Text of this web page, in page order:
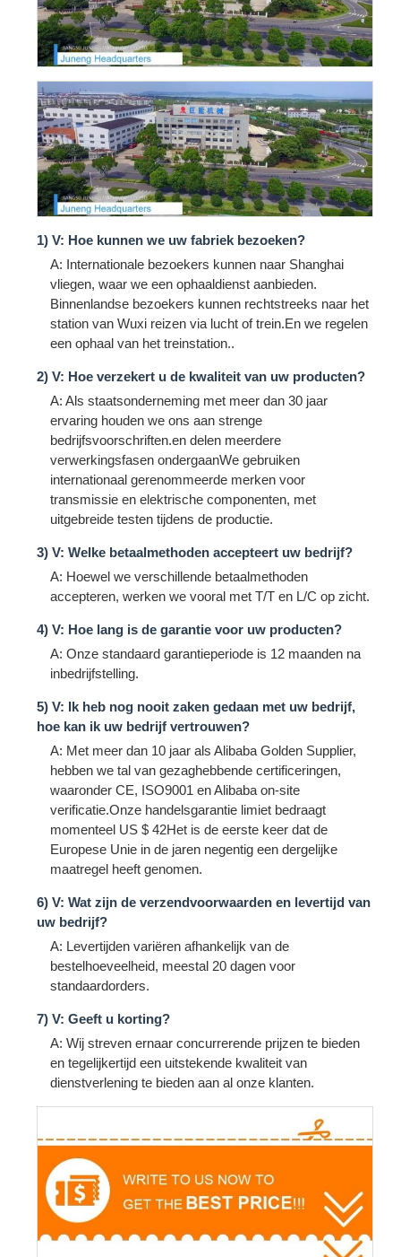
1) V: Hoe kunnen we uw fabriek bezoeken?
A: Internationale bezoekers kunnen naar Shanghai
vliegen, waar we een ophaaldienst aanbieden.
Binnenlandse bezoekers kunnen rechtstreeks naar het
station van Wuxi reizen via lucht of trein.En we regelen
een ophaal van het treinstation..
2) V: Hoe verzekert u de kwaliteit van uw producten?
A: Als staatsonderneming met meer dan 30 jaar
ervaring houden we ons aan strenge
bedrijfsvoorschriften.en delen meerdere
verwerkingsfasen ondergaanWe gebruiken
internationaal gerenommeerde merken voor
transmissie en elektrische componenten, met
uitgebreide testen tijdens de productie.
3) V: Welke betaalmethoden accepteert uw bedrijf?
A: Hoewel we verschillende betaalmethoden
accepteren, werken we vooral met T/T en L/C op zicht.
4) V: Hoe lang is de garantie voor uw producten?
A: Onze standaard garantieperiode is 12 maanden na
inbedrijfstelling.
5) V: Ik heb nog nooit zaken gedaan met uw bedrijf,
hoe kan ik uw bedrijf vertrouwen?
A: Met meer dan 10 jaar als Alibaba Golden Supplier,
hebben we tal van gezaghebbende certificeringen,
waaronder CE, ISO9001 en Alibaba on-site
verificatie.Onze handelsgarantie limiet bedraagt
momenteel US $ 42Het is de eerste keer dat de
Europese Unie in de jaren negentig een dergelijke
maatregel heeft genomen.
6) V: Wat zijn de verzendvoorwaarden en levertijd van
uw bedrijf?
A: Levertijden variëren afhankelijk van de
bestelhoeveelheid, meestal 20 dagen voor
standaardorders.
7) V: Geeft u korting?
A: Wij streven ernaar concurrerende prijzen te bieden
en tegelijkertijd een uitstekende kwaliteit van
dienstverlening te bieden aan al onze klanten.